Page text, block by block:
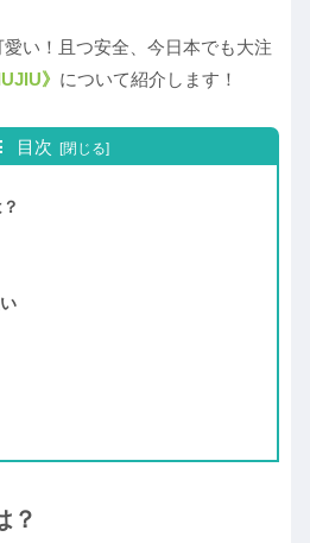
い！且つ安全、今日本でも大注
》 について紹介します！
目次
？